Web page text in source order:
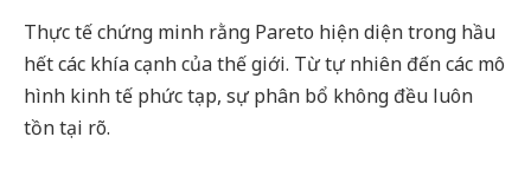
Thực tế chứng minh rằng Pareto hiện diện trong hầu
hết các khía cạnh của thế giới. Từ tự nhiên đến các mô
hình kinh tế phức tạp, sự phân bổ không đều luôn
tồn tại rõ.